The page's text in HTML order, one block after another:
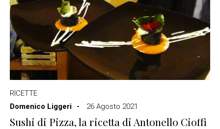
RICETTE
Domenico Liggeri
26 Agosto 2021
Sushi di Pizza, la ricetta di Antonello Cioffi